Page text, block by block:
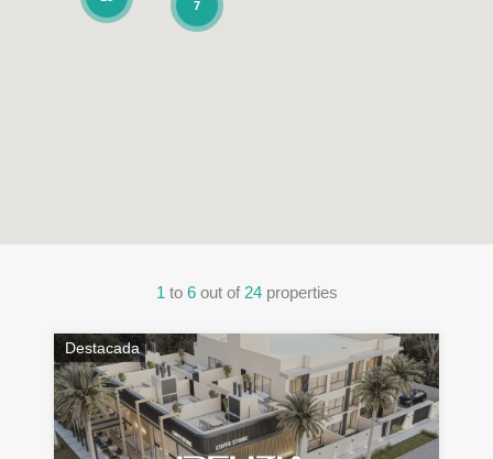
7
1 to 6out of 24properties
Destacada